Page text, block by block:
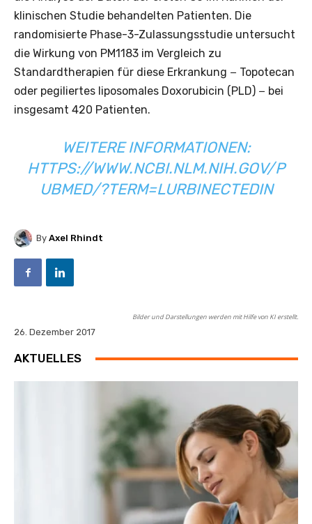
klinischen Studie behandelten Patienten. Die
randomisierte Phase-3-Zulassungsstudie untersucht
die Wirkung von PM1183 im Vergleich zu
Standardtherapien für diese Erkrankung − Topotecan
oder pegiliertes liposomales Doxorubicin (PLD) − bei
insgesamt 420 Patienten.
WEITERE INFORMATIONEN:
HTTPS://WWW.NCBI.NLM.NIH.GOV/P
UBMED/?TERM=LURBINECTEDIN
By Axel Rhindt
Bilder und Darstellungen werden mit Hilfe von KI erstellt.
26. Dezember 2017
AKTUELLES